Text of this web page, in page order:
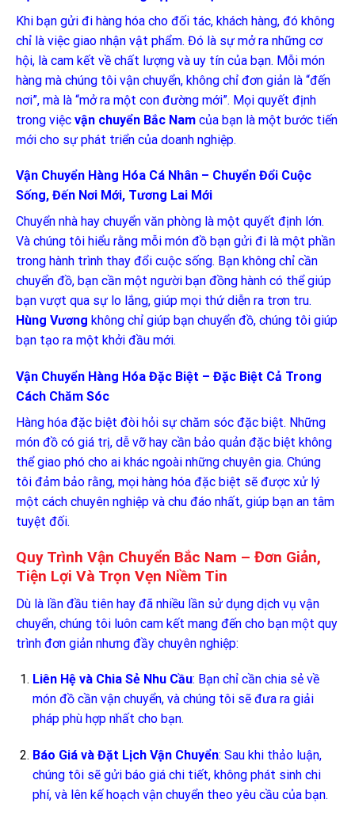
Khi bạn gửi đi hàng hóa cho đối tác, khách hàng, đó không
chỉ là việc giao nhận vật phẩm. Đó là sự mở ra những cơ
hội, là cam kết về chất lượng và uy tín của bạn. Mỗi món
hàng mà chúng tôi vận chuyển, không chỉ đơn giản là “đến
nơi”, mà là “mở ra một con đường mới”. Mọi quyết định
trong việc vận chuyển Bắc Nam của bạn là một bước tiến
mới cho sự phát triển của doanh nghiệp.
Vận Chuyển Hàng Hóa Cá Nhân – Chuyển Đổi Cuộc
Sống, Đến Nơi Mới, Tương Lai Mới
Chuyển nhà hay chuyển văn phòng là một quyết định lớn.
Và chúng tôi hiểu rằng mỗi món đồ bạn gửi đi là một phần
trong hành trình thay đổi cuộc sống. Bạn không chỉ cần
chuyển đồ, bạn cần một người bạn đồng hành có thể giúp
bạn vượt qua sự lo lắng, giúp mọi thứ diễn ra trơn tru.
Hùng Vương không chỉ giúp bạn chuyển đồ, chúng tôi giúp
bạn tạo ra một khởi đầu mới.
Vận Chuyển Hàng Hóa Đặc Biệt – Đặc Biệt Cả Trong
Cách Chăm Sóc
Hàng hóa đặc biệt đòi hỏi sự chăm sóc đặc biệt. Những
món đồ có giá trị, dễ vỡ hay cần bảo quản đặc biệt không
thể giao phó cho ai khác ngoài những chuyên gia. Chúng
tôi đảm bảo rằng, mọi hàng hóa đặc biệt sẽ được xử lý
một cách chuyên nghiệp và chu đáo nhất, giúp bạn an tâm
tuyệt đối.
Quy Trình Vận Chuyển Bắc Nam – Đơn Giản,
Tiện Lợi Và Trọn Vẹn Niềm Tin
Dù là lần đầu tiên hay đã nhiều lần sử dụng dịch vụ vận
chuyển, chúng tôi luôn cam kết mang đến cho bạn một quy
trình đơn giản nhưng đầy chuyên nghiệp:
Liên Hệ và Chia Sẻ Nhu Cầu: Bạn chỉ cần chia sẻ về
món đồ cần vận chuyển, và chúng tôi sẽ đưa ra giải
pháp phù hợp nhất cho bạn.
Báo Giá và Đặt Lịch Vận Chuyển: Sau khi thảo luận,
chúng tôi sẽ gửi báo giá chi tiết, không phát sinh chi
phí, và lên kế hoạch vận chuyển theo yêu cầu của bạn.